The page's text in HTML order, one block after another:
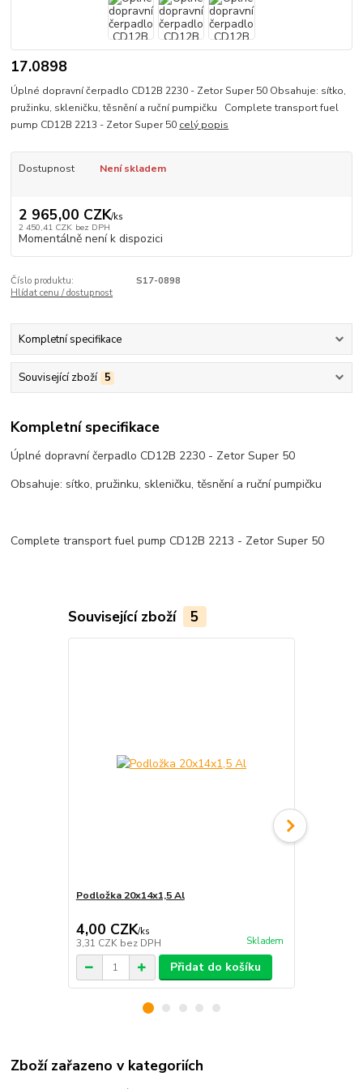
17.0898
Úplné dopravní čerpadlo CD12B 2230 - Zetor Super 50 Obsahuje: sítko,
pružinku, skleničku, těsnění a ruční pumpičku Complete transport fuel
pump CD12B 2213 - Zetor Super 50 celý popis
Dostupnost Není skladem
2 965,00 CZK/ks
2 450,41 CZK bez DPH
Momentálně není k dispozici
Číslo produktu:
S17-0898
Hlídat cenu / dostupnost
Kompletní specifikace
Související zboží 5
Kompletní specifikace
Úplné dopravní čerpadlo CD12B 2230 - Zetor Super 50
Obsahuje: sítko, pružinku, skleničku, těsnění a ruční pumpičku
Complete transport fuel pump CD12B 2213 - Zetor Super 50
Související zboží 5
Podložka 20x14x1,5 Al
4,00 CZK/ks
3,31 CZK bez DPH Skladem
Přidat do košíku
Zboží zařazeno v kategoriích